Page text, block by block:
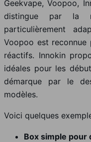
Geekvape, Voopoo,
distingue par la
particulièrement
Voopoo est
réactifs. Innokin
idéales pour les
démarque par le
modèles.
Voici quelques
Box simple pour